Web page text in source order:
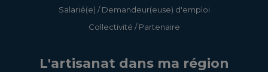
Salarié(e) / Demandeur(euse) d'emploi
Collectivité / Partenaire
L'artisanat dans ma région